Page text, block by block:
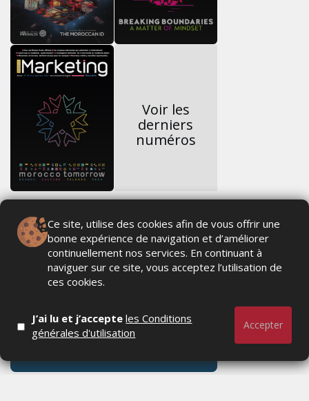
Voir les
derniers
numéros
Ce site, utilise des cookies afin de vous offrir une
bonne expérience de navigation et d’améliorer
continuellement nos services. En continuant à
naviguer sur ce site, vous acceptez l’utilisation de
ces cookies.
J’ai lu et j’accepteles Conditions
générales d'utilisation
Accepter